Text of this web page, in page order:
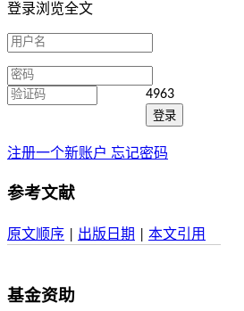
登录浏览全文
4963
注册一个新账户 忘记密码
参考文献
原文顺序 出版日期 本文引用
基金资助